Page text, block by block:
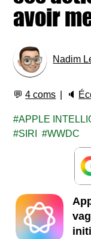
avoir
Nadim
💬4 coms 🔈
APPLE
SIRI
WWDC